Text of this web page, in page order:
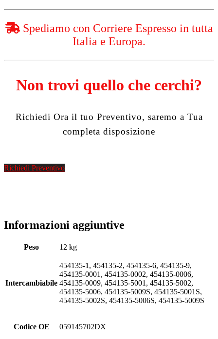
Spediamo con Corriere Espresso in tutta
Italia e Europa.
Non trovi quello che cerchi?
Richiedi Ora il tuo Preventivo, saremo a Tua
completa disposizione
Richiedi Preventivo
Informazioni aggiuntive
Peso 12 kg
Intercambiabile
454135-1, 454135-2, 454135-6, 454135-9,
454135-0001, 454135-0002, 454135-0006,
454135-0009, 454135-5001, 454135-5002,
454135-5006, 454135-5009S, 454135-5001S,
454135-5002S, 454135-5006S, 454135-5009S
Codice OE 059145702DX